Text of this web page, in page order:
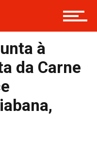
à
da Carne